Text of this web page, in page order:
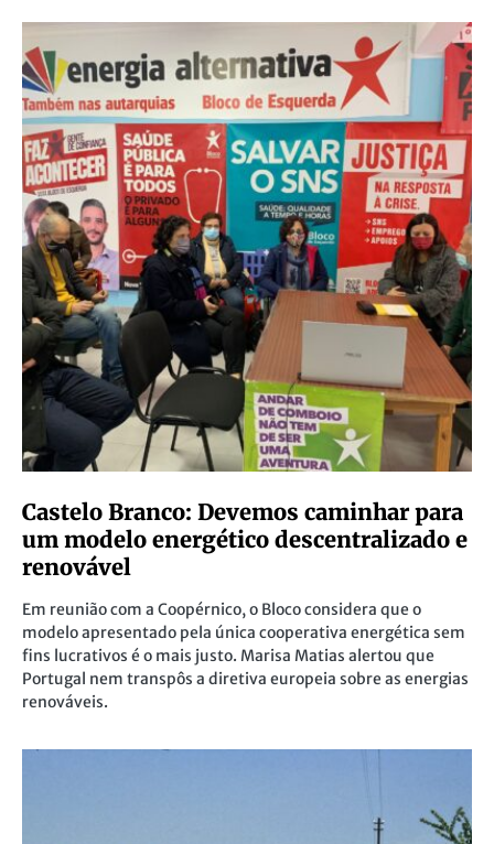
Castelo Branco: Devemos caminhar para
um modelo energético descentralizado e
renovável
Em reunião com a Coopérnico, o Bloco considera que o
modelo apresentado pela única cooperativa energética sem
fins lucrativos é o mais justo. Marisa Matias alertou que
Portugal nem transpôs a diretiva europeia sobre as energias
renováveis.